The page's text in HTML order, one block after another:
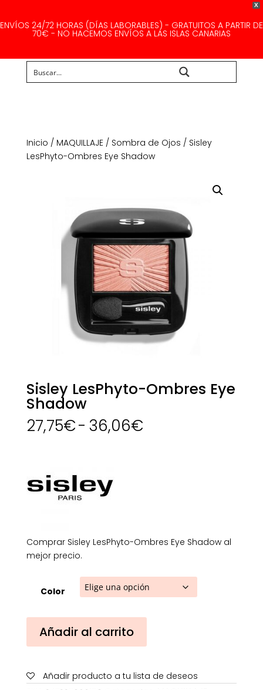
X
ENVÍOS 24/72 HORAS (DÍAS LABORABLES) - GRATUITOS A PARTIR DE
70€ - NO HACEMOS ENVÍOS A LAS ISLAS CANARIAS
Inicio / MAQUILLAJE/ Sombra de Ojos / Sisley
LesPhyto-Ombres Eye Shadow
Sisley LesPhyto-Ombres Eye
Shadow
27,75€- 36,06€Rango
Comprar Sisley LesPhyto-Ombres Eye Shadow al
mejor precio.
Color
LesPhyto-
Ombres
Shadow
Añadir al carrito
Añadir producto a tu lista de deseos